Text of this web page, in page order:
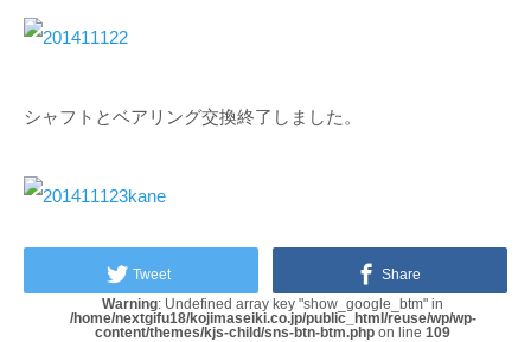
シャフトとベアリング交換終了しました。
kane
Tweet
Share
Warning: Undefined array key "show_google_btm" in
/home/nextgifu18/kojimaseiki.co.jp/public_html/reuse/wp/wp-
content/themes/kjs-child/sns-btn-btm.php on line109